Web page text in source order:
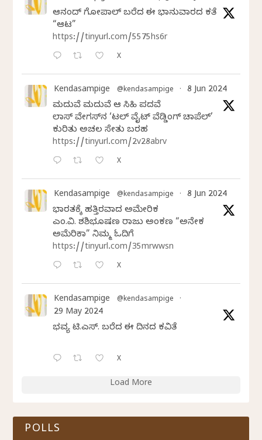
ಆನಂದ್‌ ಗೋಪಾಲ್‌ ಬರೆದ ಈ ಭಾನುವಾರದ ಕತೆ
“ಆಟ”
https://tinyurl.com/5575hs6r
X
Kendasampige @kendasampige · 8 Jun 2024
ಮದುವೆ ಮದುವೆ ಆ ಸಿಹಿ ಪದವೆ
ಲಾಸ್‌ ವೇಗಸ್‌ನ ‘ಲಿಟಲ್ ವೈಟ್ ವೆಡ್ಡಿಂಗ್ ಚಾಪೆಲ್’
ಕುರಿತು ಅಚಲ ಸೇತು ಬರಹ
https://tinyurl.com/2v28abrv
X
Kendasampige @kendasampige · 8 Jun 2024
ಭಾರತಕ್ಕೆ ಹತ್ತಿರವಾದ ಅಮೇರಿಕ
ಎಂ.ವಿ. ಶಶಿಭೂಷಣ ರಾಜು ಅಂಕಣ “ಅನೇಕ
ಅಮೆರಿಕಾ” ನಿಮ್ಮ ಓದಿಗೆ
https://tinyurl.com/35mrwwsn
X
Kendasampige @kendasampige ·
29 May 2024
ಭವ್ಯ ಟಿ.ಎಸ್. ಬರೆದ ಈ ದಿನದ ಕವಿತೆ
X
Load More
POLLS